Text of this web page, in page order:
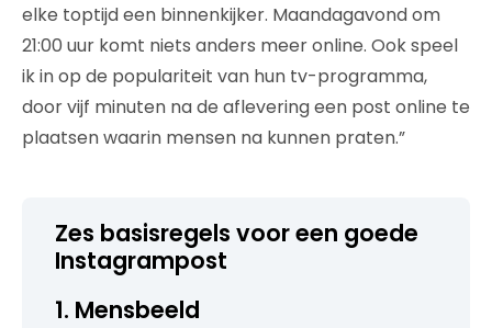
elke toptijd een binnenkijker. Maandagavond om
21:00 uur komt niets anders meer online. Ook speel
ik in op de populariteit van hun tv-programma,
door vijf minuten na de aflevering een post online te
plaatsen waarin mensen na kunnen praten.”
Zes basisregels voor een goede
Instagrampost
1. Mensbeeld